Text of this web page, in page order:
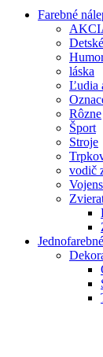
Farebné
Detské
láska
Ľudia
Rôzne
Šport
Stroje
vodič